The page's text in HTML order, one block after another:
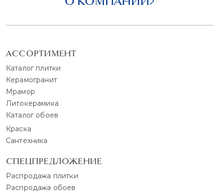
АССОРТИМЕНТ
Каталог плитки
Керамогранит
Мрамор
Литокерамика
Каталог обоев
Краска
Сантехника
СПЕЦПРЕДЛОЖЕНИЕ
Распродажа плитки
Распродажа обоев